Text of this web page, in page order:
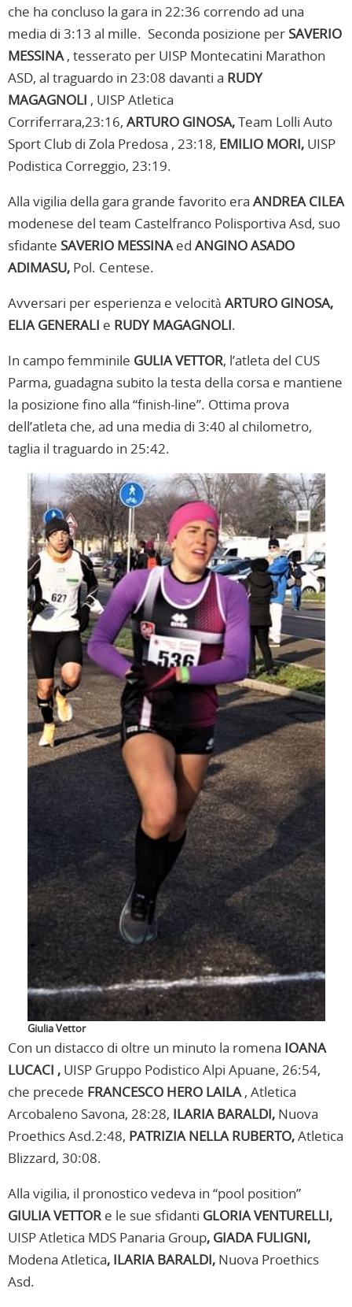
che ha concluso la gara in 22:36 correndo ad una
media di 3:13 al mille. Seconda posizione perSAVERIO
MESSINA, tesserato per UISP Montecatini Marathon
ASD, al traguardo in 23:08 davanti a RUDY
MAGAGNOLI , UISP Atletica
Corriferrara,23:16, ARTURO GINOSA,Team Lolli Auto
Sport Club di Zola Predosa , 23:18, EMILIO MORI, UISP
Podistica Correggio, 23:19.
Alla vigilia della gara grande favorito era ANDREA CILEA
modenese del team Castelfranco Polisportiva Asd, suo
sfidante SAVERIO MESSINAed ANGINO ASADO
ADIMASU, Pol. Centese.
Avversari per esperienza e velocitàARTURO GINOSA,
ELIA GENERALI e RUDY MAGAGNOLI.
In campo femminile GULIA VETTOR, l’atleta del CUS
Parma, guadagna subito la testa della corsa e mantiene
la posizione fino alla “finish-line”. Ottima prova
dell’atleta che, ad una media di 3:40 al chilometro,
taglia il traguardo in 25:42.
Giulia Vettor
Con un distacco di oltre un minuto la romena IOANA
LUCACI , UISP Gruppo Podistico Alpi Apuane, 26:54,
che precede FRANCESCO HERO LAILA, Atletica
Arcobaleno Savona, 28:28, ILARIA BARALDI, Nuova
Proethics Asd.2:48, PATRIZIA NELLA RUBERTO,Atletica
Blizzard, 30:08.
Alla vigilia, il pronostico vedeva in “pool position”
GIULIA VETTOR e le sue sfidanti GLORIA VENTURELLI,
UISP Atletica MDS Panaria Group, GIADA FULIGNI,
Modena Atletica, ILARIA BARALDI, Nuova Proethics
Asd.